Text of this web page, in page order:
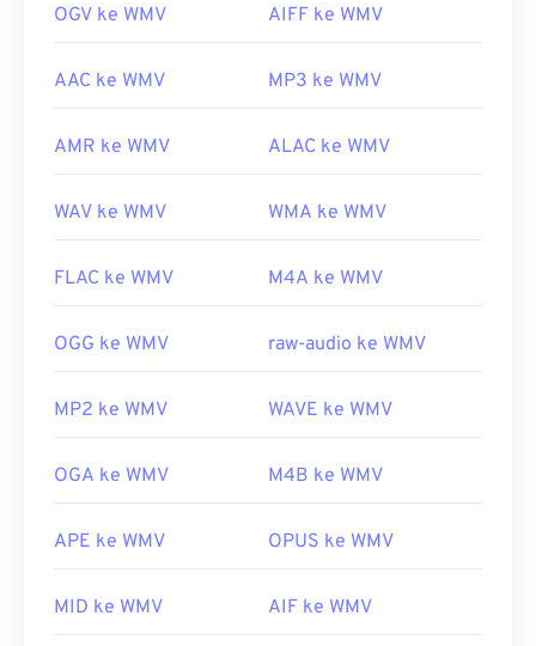
OGV ke WMV AIFF ke WMV
AAC ke WMV MP3 ke WMV
AMR ke WMV ALAC ke WMV
WAV ke WMV WMA ke WMV
FLAC ke WMV M4A ke WMV
OGG ke WMV raw-audio ke WMV
MP2 ke WMV WAVE ke WMV
OGA ke WMV M4B ke WMV
APE ke WMV OPUS ke WMV
MID ke WMV AIF ke WMV